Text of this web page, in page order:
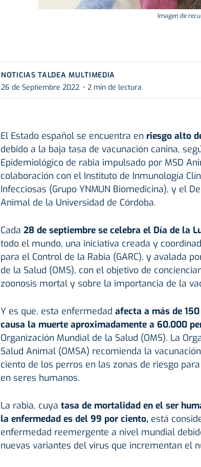
Imagen de
NOTICIAS TALDEA MULTIMEDIA
26 de Septiembre 2022
2 min de lectura
El Estado español se encuentra en riesgo alto
debido a la baja tasa de vacunación canina,
Epidemiológico de rabia impulsado por MSD
colaboración con el Instituto de Inmunología
Infecciosas (Grupo YNMUN Biomedicina), y el
Animal de la Universidad de Córdoba.
Cada 28 de septiembre se celebra el Día de la
todo el mundo, una iniciativa creada y
para el Control de la Rabia (GARC), y avalada
de la Salud (OMS), con el objetivo de
zoonosis mortal y sobre la importancia de la
Y es que, esta enfermedad afecta a más de
causa la muerte aproximadamente a 60.000
Organización Mundial de la Salud (OMS). La
Salud Animal (OMSA) recomienda la
ciento de los perros en las zonas de riesgo
en seres humanos.
La rabia, cuya tasa de mortalidad en el ser
la enfermedad es del 99 por ciento, está
enfermedad reemergente a nivel mundial
nuevas variantes del virus que incrementan el